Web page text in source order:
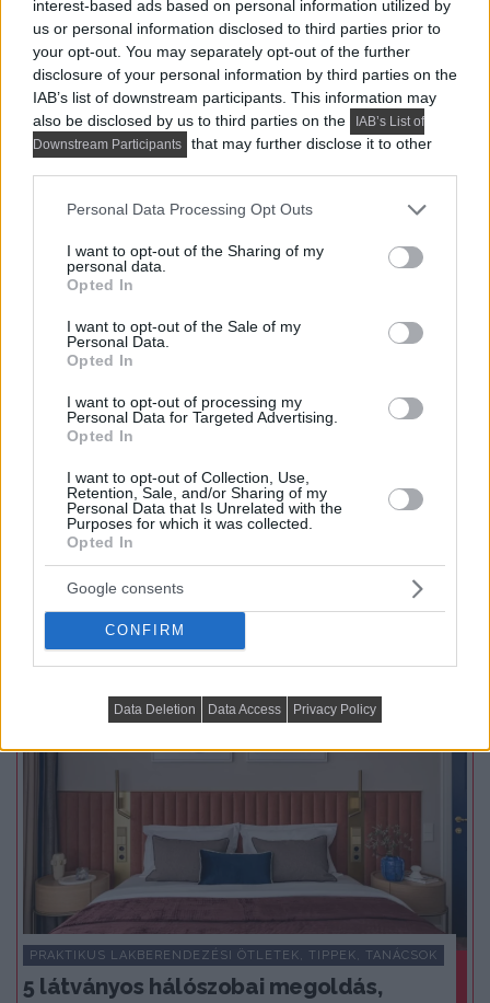
interest-based ads based on personal information utilized by
us or personal information disclosed to third parties prior to
your opt-out. You may separately opt-out of the further
disclosure of your personal information by third parties on the
IAB’s list of downstream participants. This information may
also be disclosed by us to third parties on the
IAB’s List of
Downstream Participants
that may further disclose it to other
Please note that this website/app uses one or more Google
not limited to your visit or usage behaviour. You may click to
grant or deny consent to Google and its third-party tags to
use your data for below specified purposes in below Google
consent section.
Personal Data Processing Opt Outs
I want to opt-out of the Sharing of my
personal data.
Opted In
I want to opt-out of the Sale of my
Personal Data.
Opted In
I want to opt-out of processing my
Personal Data for Targeted Advertising.
Opted In
I want to opt-out of Collection, Use,
Retention, Sale, and/or Sharing of my
Personal Data that Is Unrelated with the
Purposes for which it was collected.
Opted In
Google consents
CONFIRM
Data Deletion Data Access Privacy Policy
HÍREK, TREND, STÍLUS ÉS DESIGN
dolgozósarok a szekrényben, konyhasziget,
színes részletek
Az 56 négyzetméteres lakást egy fiatal pár számára
alakították ki, akik egy visszafogott, semleges enteriőr...
TOVÁBBIAK BETÖLTÉSE
Praktikus lakberendezési ötletek
PRAKTIKUS LAKBERENDEZÉSI ÖTLETEK, TIPPEK, TANÁCSOK
5 látványos hálószobai megoldás,